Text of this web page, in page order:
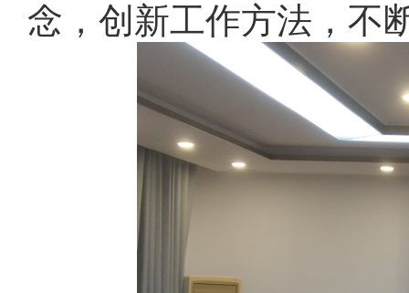
念，创新工作方法，不